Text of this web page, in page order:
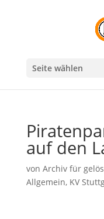
Seite wählen
auf den
von Archiv für
Allgemein, KV